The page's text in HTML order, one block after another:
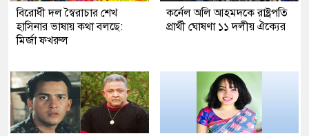
বিরোধী দল স্বৈরাচার শেখ
হাসিনার ভাষায় কথা বলছে:
মির্জা ফখরুল
কর্নেল অলি আহমদকে রাষ্ট্রপতি
প্রার্থী ঘোষণা ১১ দলীয় ঐক্যের